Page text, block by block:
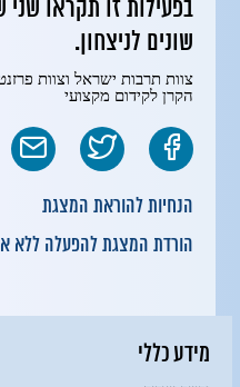
בפעילות זו תקראו שני
שונים לניצחון.
צוות תרבות ישראל וצוות
הקרן לקידום מקצועי
הנחיות להוראת המצגת
הורדת המצגת להפעלה ללא
מידע כללי